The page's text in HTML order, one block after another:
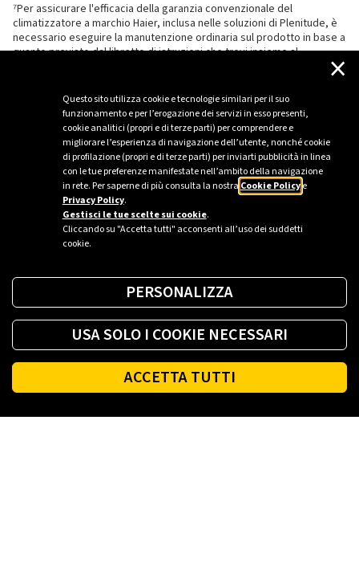
Questo sito utilizza cookie e tecnologie similari per il suo
funzionamento e per l’erogazione dei servizi in esso presenti,
cookie analitici (propri e di terze parti) per comprendere e
migliorare l’esperienza di navigazione dell’utente, nonché cookie
di profilazione (propri e di terze parti) per inviarti pubblicità in linea
con le tue preferenze manifestate nell’ambito della navigazione
in rete. Per saperne di più consulta la nostra Cookie Policye
Privacy Policy.
Gestisci le tue scelte sui cookie.
Cliccando su "Accetta tutti" acconsenti all’uso dei suddetti
cookie.
×
PERSONALIZZA
USA SOLO I COOKIE NECESSARI
ACCETTA TUTTI
⁷Per assicurare l'efficacia della garanzia convenzionale del
climatizzatore a marchio Haier, inclusa nelle soluzioni di Plenitude, è
necessario eseguire la manutenzione ordinaria sul prodotto in base a
quanto previsto dal libretto di istruzioni che trovi insieme al